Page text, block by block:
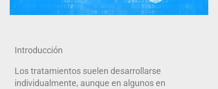
Introducción
Los tratamientos suelen desarrollarse
individualmente, aunque en algunos en